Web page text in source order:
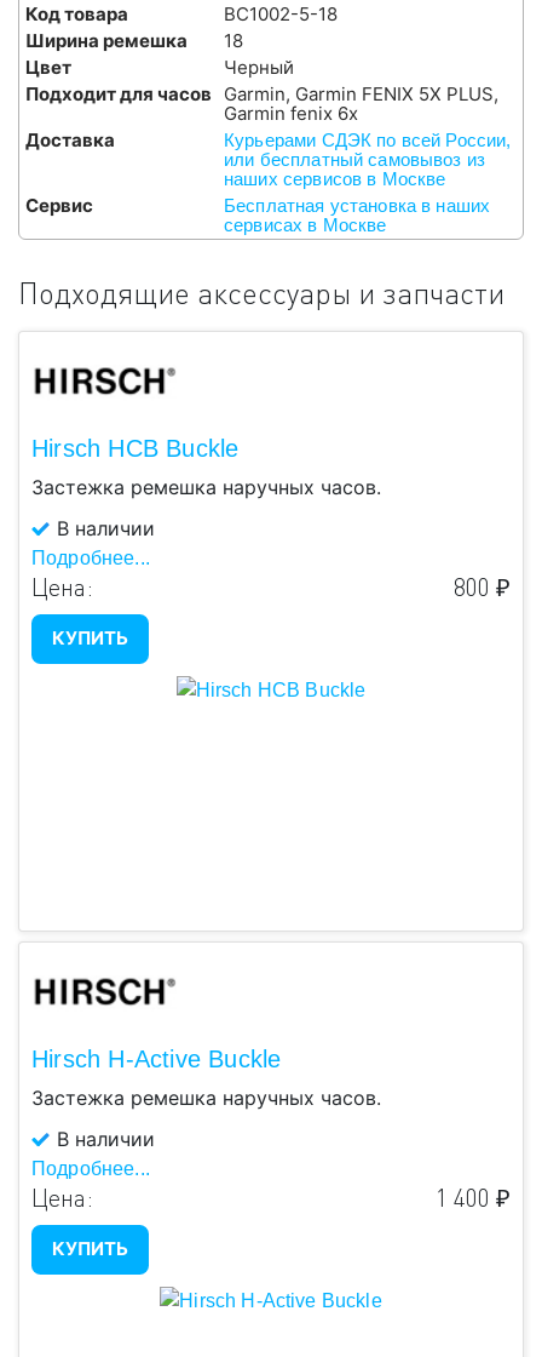
Код товара
BC1002-5-18
Ширина ремешка
18
Цвет
Черный
Подходит для часов
Garmin, Garmin FENIX 5X PLUS,
Garmin fenix 6x
Доставка
Курьерами СДЭК по всей России,
или бесплатный самовывоз из
наших сервисов в Москве
Сервис
Бесплатная установка в наших
сервисах в Москве
Подходящие аксессуары и запчасти
Hirsch HCB Buckle
Застежка ремешка наручных часов.
В наличии
Подробнее...
Цена: 800 ₽
КУПИТЬ
Hirsch H-Active Buckle
Застежка ремешка наручных часов.
В наличии
Подробнее...
Цена: 1 400 ₽
КУПИТЬ